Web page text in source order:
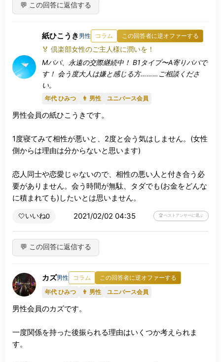
💬 この回答に返信する
紙ひこうき 男性 コラム この回答者に逆オファーする
🏅 倶楽部女性のご主人様に潤いを！
Mパパ、永遠の交際継続中！ B1タイプ〜A寄りパパで
す！ 会う度大人は嫌と感じる方………ご相談くださ
い。
年代 ひみつ 👨 男性 ユニバース会員
男性会員の紙ひこうきです。
1度寝てみて相性が悪いと、2度と会う気はしません。(女性
側からは理由は分からないと思います)
恋人同士や恋愛じゃないので、相性の悪い人と付き合う必
要がありません。会う時間が無駄、タダでも(お金をどんな
に積まれても)したいとは思いません。
🤍いいね0 2021/02/02 04:35 🏆 ベストアンサーに選ぶ
💬 この回答に返信する
カズ男性 コラム
この回答者に逆オファーする
年代 ひみつ
👨 男性 ユニバース会員
男性会員のカズです。
一度関係を持った後振られる理由はいくつか考えられま
す。